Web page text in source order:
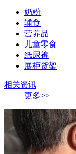
奶粉
辅食
营养品
儿童零食
纸尿裤
展柜货架
相关资讯
更多>>